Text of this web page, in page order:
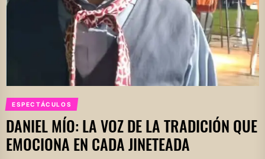
ESPECTÁCULOS
DANIEL MÍO: LA VOZ DE LA TRADICIÓN QUE
EMOCIONA EN CADA JINETEADA